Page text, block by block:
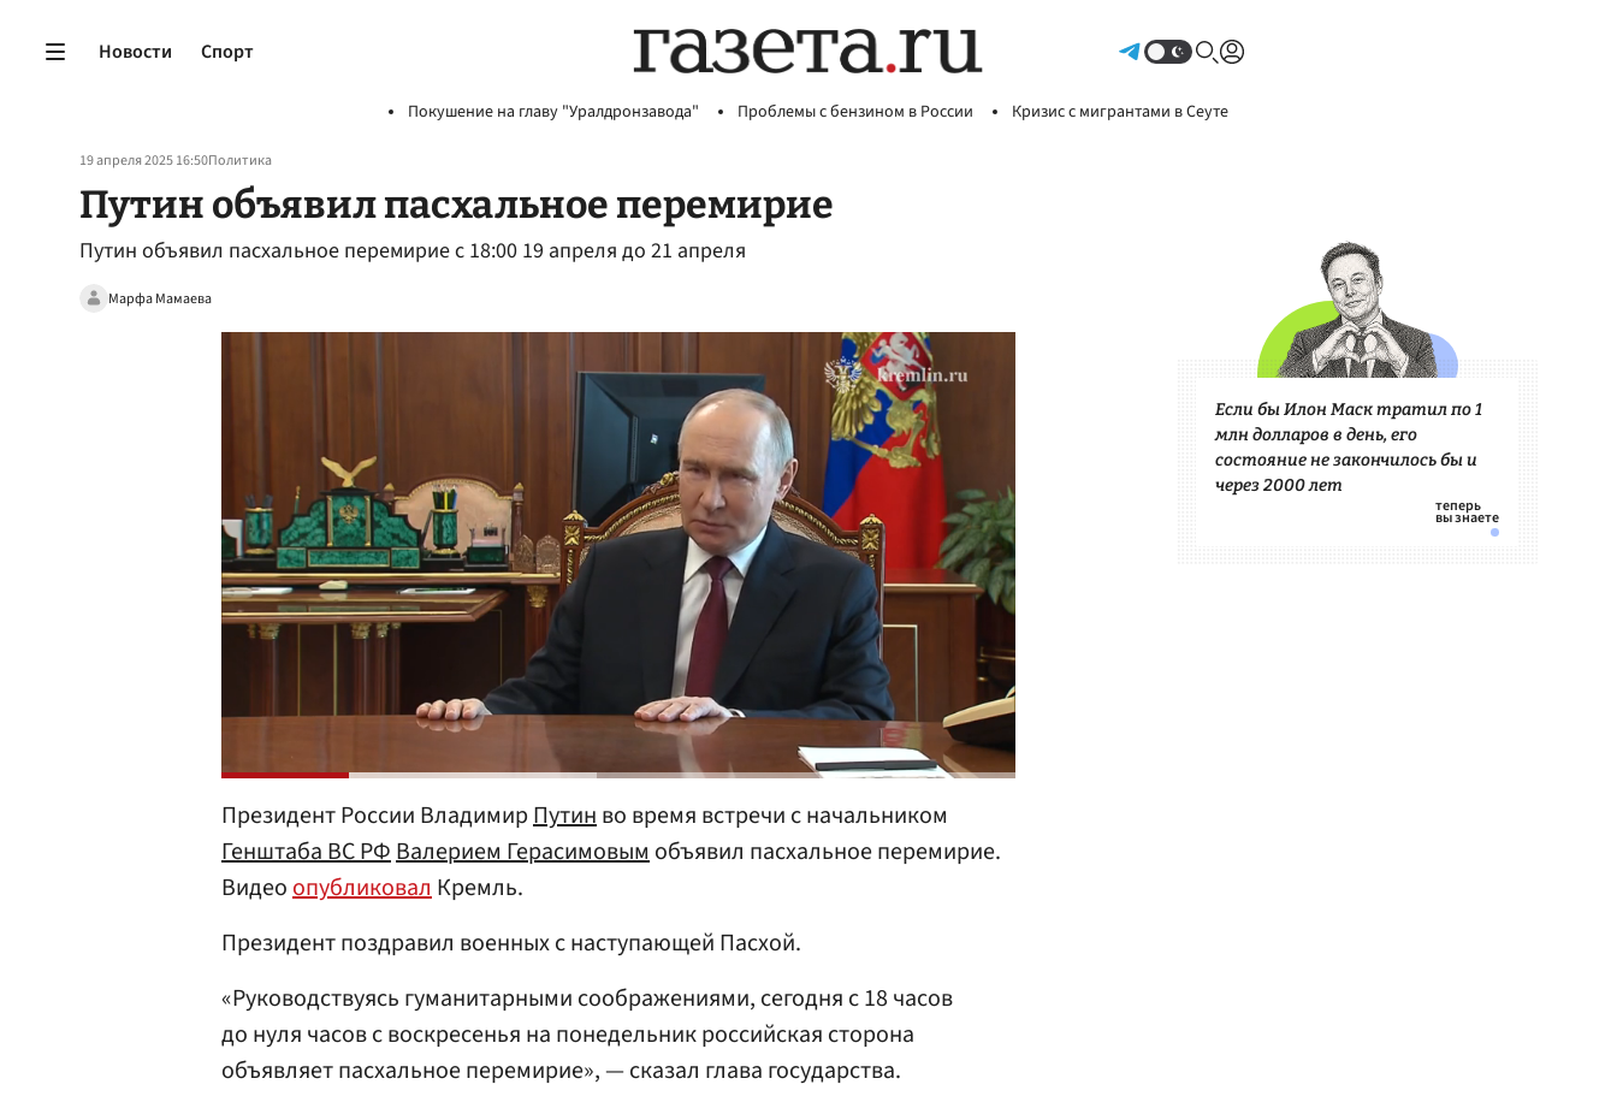
Новости Спорт
Покушение на главу "Уралдронзавода" Проблемы с бензином в России Кризис с мигрантами в Сеуте
19 апреля 2025 16:50Политика
Путин объявил пасхальное перемирие
Путин объявил пасхальное перемирие с 18:00 19 апреля до 21 апреля
Марфа Мамаева
Президент России ВладимирПутинво время встречи с начальником
Генштаба ВСРФВалерием Герасимовымобъявил пасхальное перемирие.
ВидеоопубликовалКремль.
Президент поздравил военных с наступающей Пасхой.
«Руководствуясь гуманитарными соображениями, сегодня с 18 часов
до нуля часов с воскресенья на понедельник российская сторона
объявляет пасхальное перемирие», — сказал глава государства.
Если бы Илон Маск тратил по 1
млн долларов в день, его
состояние не закончилось бы и
через 2000 лет